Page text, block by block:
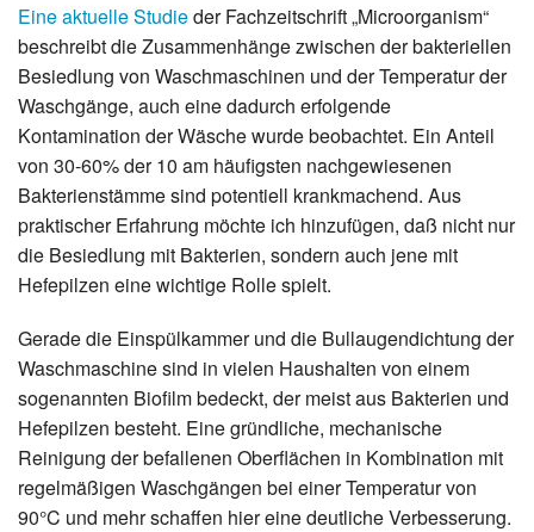
Eine aktuelle Studieder Fachzeitschrift „Microorganism“
beschreibt die Zusammenhänge zwischen der bakteriellen
Besiedlung von Waschmaschinen und der Temperatur der
Waschgänge, auch eine dadurch erfolgende
Kontamination der Wäsche wurde beobachtet. Ein Anteil
von 30-60% der 10 am häufigsten nachgewiesenen
Bakterienstämme sind potentiell krankmachend. Aus
praktischer Erfahrung möchte ich hinzufügen, daß nicht nur
die Besiedlung mit Bakterien, sondern auch jene mit
Hefepilzen eine wichtige Rolle spielt.
Gerade die Einspülkammer und die Bullaugendichtung der
Waschmaschine sind in vielen Haushalten von einem
sogenannten Biofilm bedeckt, der meist aus Bakterien und
Hefepilzen besteht. Eine gründliche, mechanische
Reinigung der befallenen Oberflächen in Kombination mit
regelmäßigen Waschgängen bei einer Temperatur von
90°C und mehr schaffen hier eine deutliche Verbesserung.